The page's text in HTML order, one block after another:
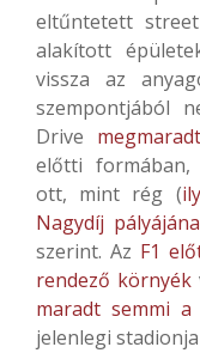
eltűntetett
alakított
vissza az
szempontjából
Drive
előtti formában,
ott, mint rég (
Nagydíj
szerint. Az F1
rendező környék
maradt semmi
jelenlegi